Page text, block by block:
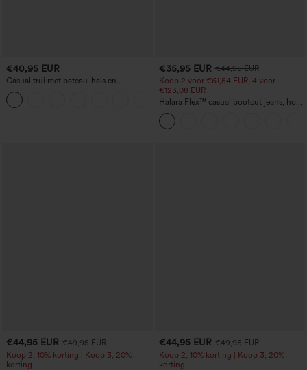
€40,95 EUR
Casual trui met bateau-hals en
vleermuismouwen
+1
€35,95 EUR €44,95 EUR
Koop 2 voor €61,54 EUR, 4 voor
€123,08 EUR
Halara Flex™ casual bootcut jeans, hoge
taille, met zakken, gewassen
€44,95 EUR €49,95 EUR
Koop 2, 10% korting | Koop 3, 20%
korting
€44,95 EUR €49,95 EUR
Koop 2, 10% korting | Koop 3, 20%
korting